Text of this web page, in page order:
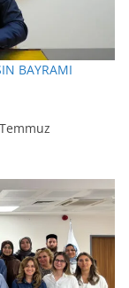
BAYRAMI